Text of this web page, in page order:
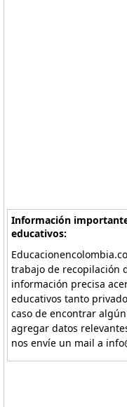
Información
educativos:
trabajo de recopilación
información precisa
educativos tanto
caso de encontrar
agregar datos
nos envíe un mail a